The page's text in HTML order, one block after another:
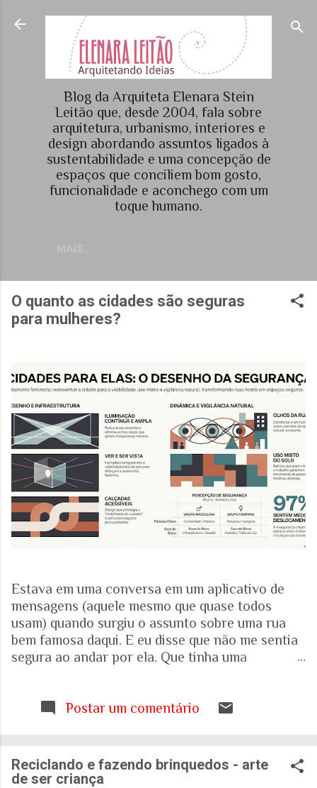
Pular para o conteúdo principal
Blog da Arquiteta Elenara Stein
Leitão que, desde 2004, fala sobre
arquitetura, urbanismo, interiores e
design abordando assuntos ligados à
sustentabilidade e uma concepção de
espaços que conciliem bom gosto,
funcionalidade e aconchego com um
toque humano.
O quanto as cidades são seguras
para mulheres?
Estava em uma conversa em um aplicativo de
mensagens (aquele mesmo que quase todos
usam) quando surgiu o assunto sobre uma rua
bem famosa daqui. E eu disse que não me sentia
segura ao andar por ela. Que tinha uma
visão (e experiência) das mulheres sobre o que é
acadêmicos e governamentais recentes para
entender mais sobre a realidade. É mesmo
Postar um comentário
Reciclando e fazendo brinquedos - arte
de ser criança